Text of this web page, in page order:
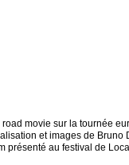
road movie sur la tournée
et images de Bruno
présenté au festival de